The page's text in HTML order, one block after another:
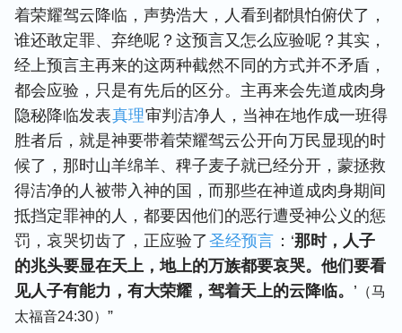
着荣耀驾云降临，声势浩大，人看到都惧怕俯伏了，
谁还敢定罪、弃绝呢？这预言又怎么应验呢？其实，
经上预言主再来的这两种截然不同的方式并不矛盾，
都会应验，只是有先后的区分。主再来会先道成肉身
隐秘降临发表真理审判洁净人，当神在地作成一班得
胜者后，就是神要带着荣耀驾云公开向万民显现的时
候了，那时山羊绵羊、稗子麦子就已经分开，蒙拯救
得洁净的人被带入神的国，而那些在神道成肉身期间
抵挡定罪神的人，都要因他们的恶行遭受神公义的惩
罚，哀哭切齿了，正应验了圣经预言 ：‘那时，人子
的兆头要显在天上，地上的万族都要哀哭。他们要看
见人子有能力，有大荣耀，驾着天上的云降临。 ’ （马
太福音24:30） ”